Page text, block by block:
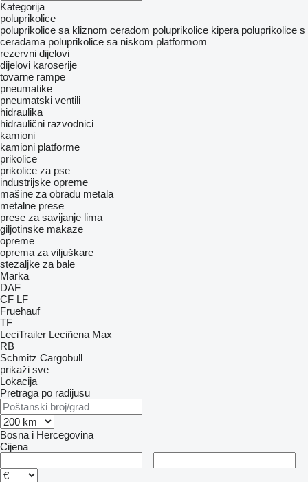
Kategorija
poluprikolice
poluprikolice sa kliznom ceradom poluprikolice kipera poluprikolice s
ceradama poluprikolice sa niskom platformom
rezervni dijelovi
dijelovi karoserije
tovarne rampe
pneumatikе
pneumatski ventili
hidraulika
hidraulični razvodnici
kamioni
kamioni platforme
prikolice
prikolice za pse
industrijske opreme
mašine za obradu metala
metalne prese
prese za savijanje lima
giljotinske makaze
opreme
oprema za viljuškare
stezaljke za bale
Marka
DAF
CF LF
Fruehauf
TF
LeciTrailer Leciñena Max
RB
Schmitz Cargobull
prikaži sve
Lokacija
Pretraga po radijusu
Bosna i Hercegovina
Cijena
–